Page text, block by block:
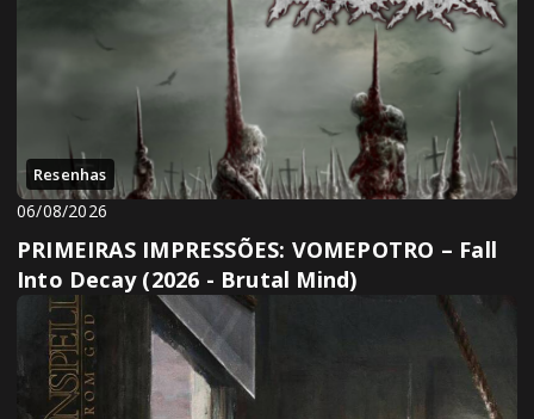
Resenhas
06/08/2026
PRIMEIRAS IMPRESSÕES: VOMEPOTRO – Fall
Into Decay (2026 - Brutal Mind)